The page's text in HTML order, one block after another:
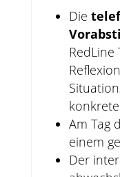
Die
RedLine
Am Tag
einem
Der